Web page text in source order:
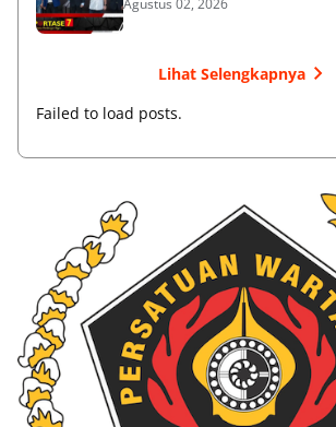
Agustus 02, 2026
Lihat Selengkapnya
Failed to load posts.